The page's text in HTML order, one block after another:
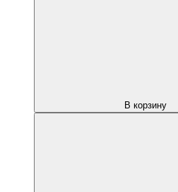
В корзину